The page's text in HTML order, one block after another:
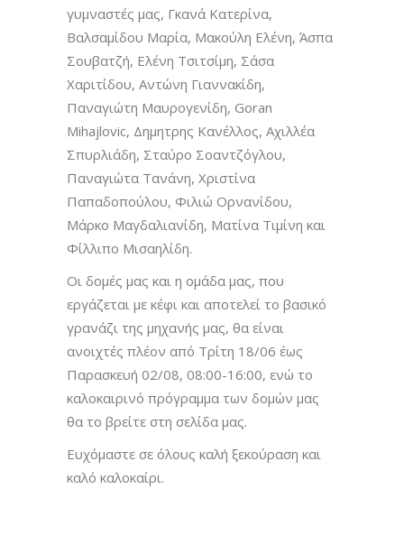
γυμναστές μας, Γκανά Κατερίνα,
Βαλσαμίδου Μαρία, Μακούλη Ελένη, Άσπα
Σουβατζή, Ελένη Τσιτσίμη, Σάσα
Χαριτίδου, Αντώνη Γιαννακίδη,
Παναγιώτη Μαυρογενίδη, Goran
Mihajlovic, Δημητρης Κανέλλος, Αχιλλέα
Σπυρλιάδη, Σταύρο Σοαντζόγλου,
Παναγιώτα Τανάνη, Χριστίνα
Παπαδοπούλου, Φιλιώ Ορνανίδου,
Μάρκο Μαγδαλιανίδη, Ματίνα Τιμίνη και
Φίλλιπο Μισαηλίδη.
Οι δομές μας και η ομάδα μας, που
εργάζεται με κέφι και αποτελεί το βασικό
γρανάζι της μηχανής μας, θα είναι
ανοιχτές πλέον από Τρίτη 18/06 έως
Παρασκευή 02/08, 08:00-16:00, ενώ το
καλοκαιρινό πρόγραμμα των δομών μας
θα το βρείτε στη σελίδα μας.
Ευχόμαστε σε όλους καλή ξεκούραση και
καλό καλοκαίρι.